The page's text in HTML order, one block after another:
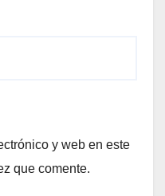
y web en este
que comente.